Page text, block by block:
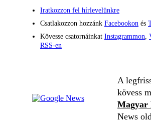
Iratkozzon fel hírlevelünkre
Csatlakozzon hozzánk Facebookon és
Kövesse csatornáinkat Instagrammon,
RSS-en
A
kövess
Magyar
News